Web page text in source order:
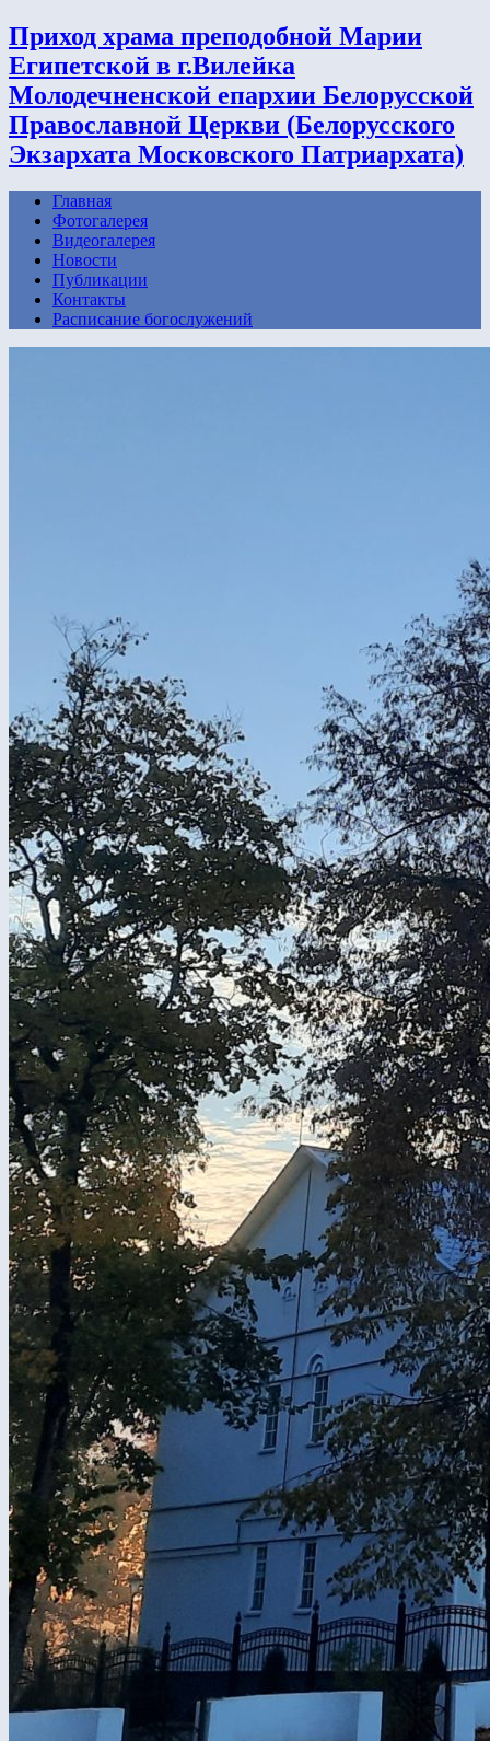
Приход храма преподобной Марии
Египетской в г.Вилейка
Молодечненской епархии Белорусской
Православной Церкви (Белорусского
Экзархата Московского Патриархата)
Главная
Фотогалерея
Видеогалерея
Новости
Публикации
Контакты
Расписание богослужений